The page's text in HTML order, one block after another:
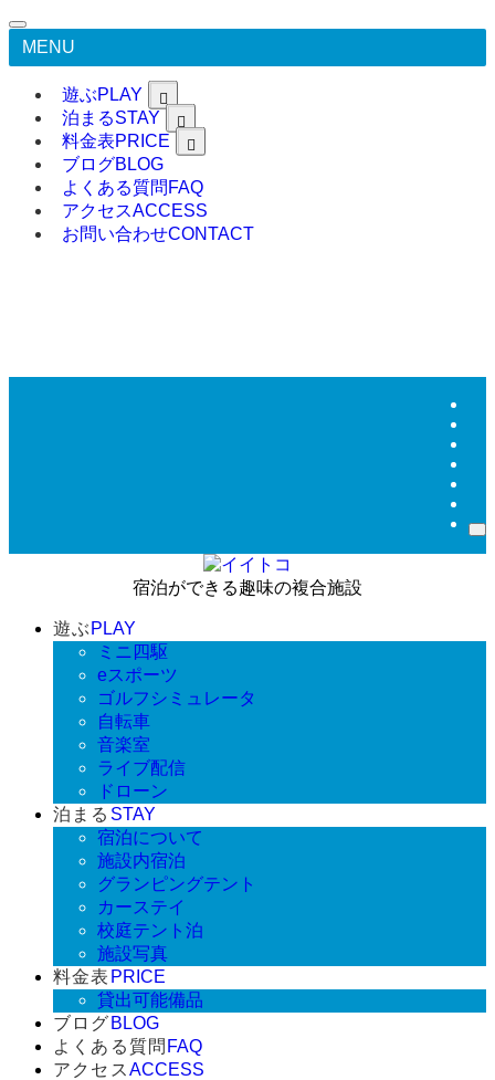
MENU
遊ぶPLAY
泊まるSTAY
料金表PRICE
ブログBLOG
よくある質問 FAQ
アクセスACCESS
お問い合わせCONTACT
宿泊ができる趣味の複合施設
遊ぶ PLAY
ミニ四駆
eスポーツ
ゴルフシミュレータ
自転車
音楽室
ライブ配信
ドローン
泊まる STAY
宿泊について
施設内宿泊
グランピングテント
カーステイ
校庭テント泊
施設写真
料金表 PRICE
貸出可能備品
ブログ BLOG
よくある質問 FAQ
アクセスACCESS